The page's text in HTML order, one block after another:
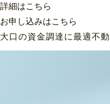
詳細はこちら
お申し込みはこちら
大口の資金調達に最適不